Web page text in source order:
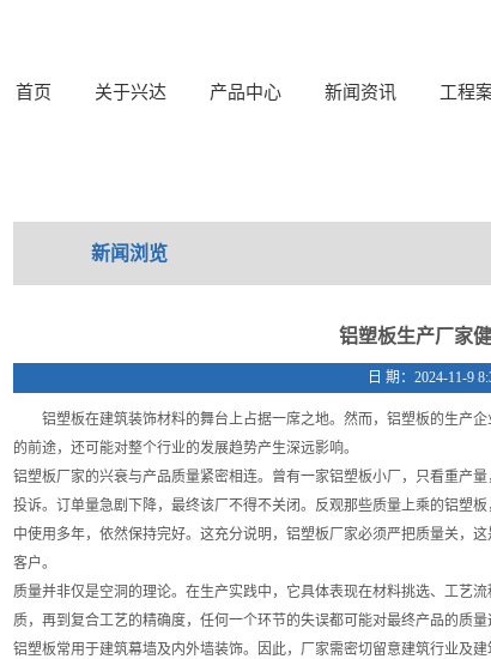
首页 关于兴达 产品中心 新闻资讯 工程
新闻浏览
铝塑板生产厂家
日 期：2024-11-9
铝塑板在建筑装饰材料的舞台上占据一席之地。然而，铝塑板的生产企
的前途，还可能对整个行业的发展趋势产生深远影响。
铝塑板厂家的兴衰与产品质量紧密相连。曾有一家铝塑板小厂，只看重产
投诉。订单量急剧下降，最终该厂不得不关闭。反观那些质量上乘的铝塑
中使用多年，依然保持完好。这充分说明，铝塑板厂家必须严把质量关，
客户。
质量并非仅是空洞的理论。在生产实践中，它具体表现在材料挑选、工艺
质，再到复合工艺的精确度，任何一个环节的失误都可能对最终产品的质量
铝塑板常用于建筑幕墙及内外墙装饰。因此，厂家需密切留意建筑行业及